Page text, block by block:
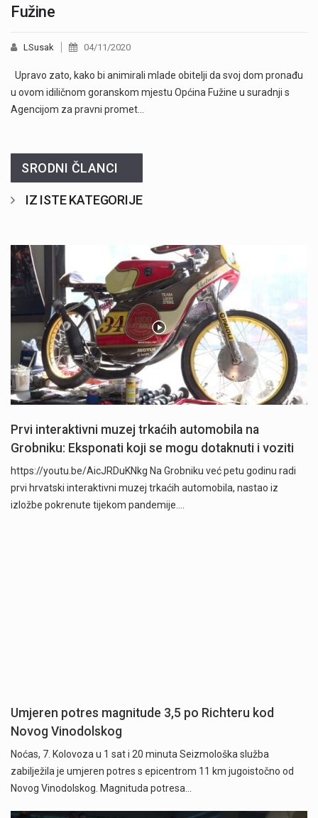
Fužine
LSusak 04/11/2020
Upravo zato, kako bi animirali mlade obitelji da svoj dom pronađu
u ovom idiličnom goranskom mjestu Općina Fužine u suradnji s
Agencijom za pravni promet…
SRODNI ČLANCI
IZ ISTE KATEGORIJE
Prvi interaktivni muzej trkaćih automobila na
Grobniku: Eksponati koji se mogu dotaknuti i voziti
https://youtu.be/AicJRDuKNkg Na Grobniku već petu godinu radi
prvi hrvatski interaktivni muzej trkaćih automobila, nastao iz
izložbe pokrenute tijekom pandemije.…
Umjeren potres magnitude 3,5 po Richteru kod
Novog Vinodolskog
Noćas, 7. Kolovoza u 1 sat i 20 minuta Seizmološka služba
zabilježila je umjeren potres s epicentrom 11 km jugoistočno od
Novog Vinodolskog. Magnituda potresa…